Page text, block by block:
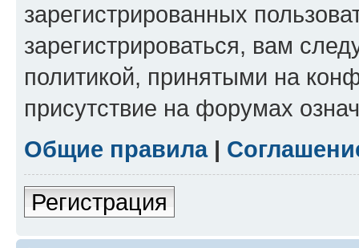
зарегистрированных
зарегистрироваться, вам
политикой, принятыми на
присутствие на форумах
Общие правила|
Регистрация